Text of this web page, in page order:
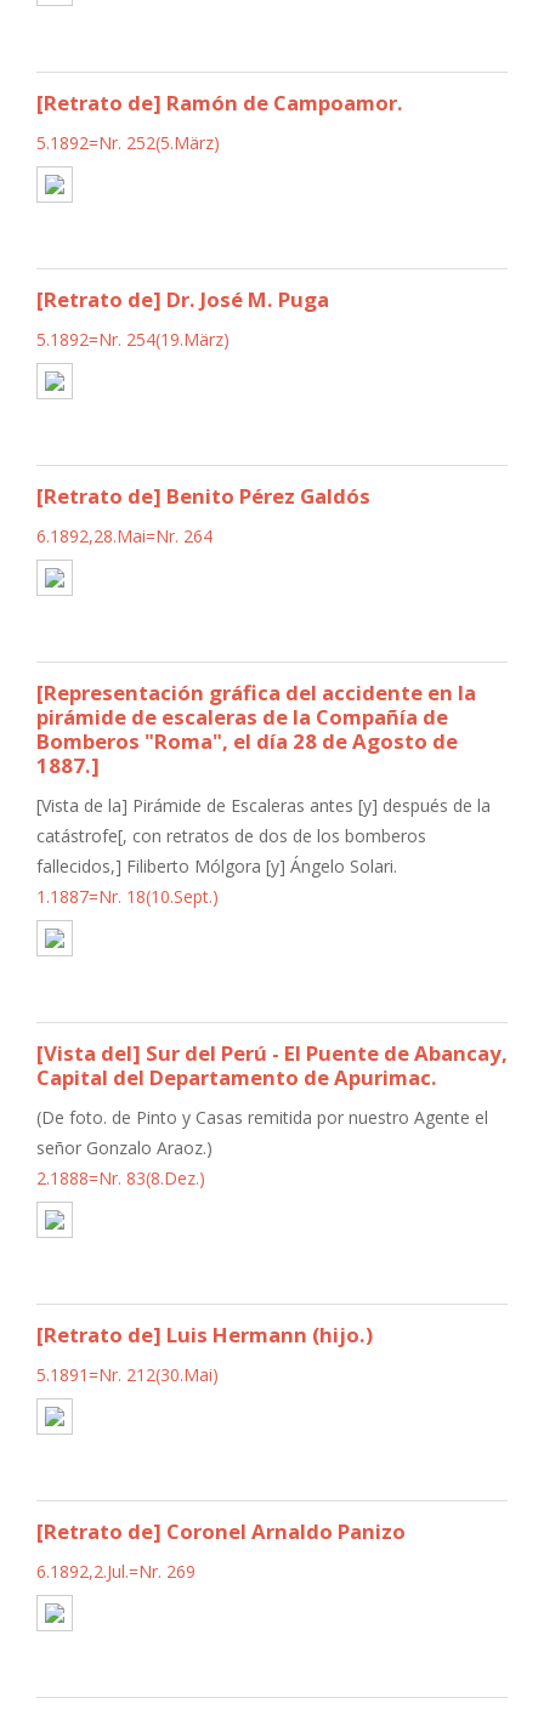
[Retrato de] Ramón de Campoamor.
5.1892=Nr. 252(5.März)
[Retrato de] Dr. José M. Puga
5.1892=Nr. 254(19.März)
[Retrato de] Benito Pérez Galdós
6.1892,28.Mai=Nr. 264
[Representación gráfica del accidente en la
pirámide de escaleras de la Compañía de
Bomberos "Roma", el día 28 de Agosto de
1887.]
[Vista de la] Pirámide de Escaleras antes [y] después de la
catástrofe[, con retratos de dos de los bomberos
fallecidos,] Filiberto Mólgora [y] Ángelo Solari.
1.1887=Nr. 18(10.Sept.)
[Vista del] Sur del Perú - El Puente de Abancay,
Capital del Departamento de Apurimac.
(De foto. de Pinto y Casas remitida por nuestro Agente el
señor Gonzalo Araoz.)
2.1888=Nr. 83(8.Dez.)
[Retrato de] Luis Hermann (hijo.)
5.1891=Nr. 212(30.Mai)
[Retrato de] Coronel Arnaldo Panizo
6.1892,2.Jul.=Nr. 269